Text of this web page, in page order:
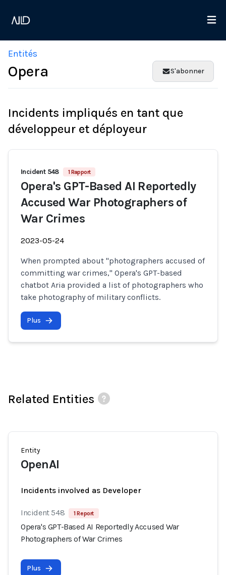
Entités
Opera S'abonner
Incidents impliqués en tant que
développeur et déployeur
Incident 548 1 Rapport
Opera's GPT-Based AI Reportedly
Accused War Photographers of
War Crimes
2023-05-24
When prompted about "photographers accused of
committing war crimes," Opera's GPT-based
chatbot Aria provided a list of photographers who
take photography of military conflicts.
Plus
Related Entities
Entity
OpenAI
Incidents involved as Developer
Incident 548 1 Report
Opera's GPT-Based AI Reportedly Accused War
Photographers of War Crimes
Plus